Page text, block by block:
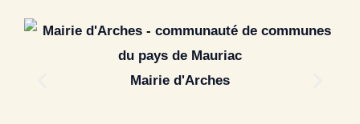
Mairie d'Arches